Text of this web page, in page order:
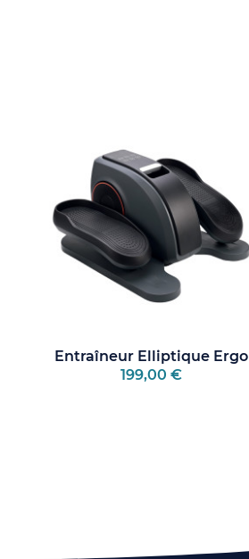
Entraîneur Elliptique Ergo
199,00 €